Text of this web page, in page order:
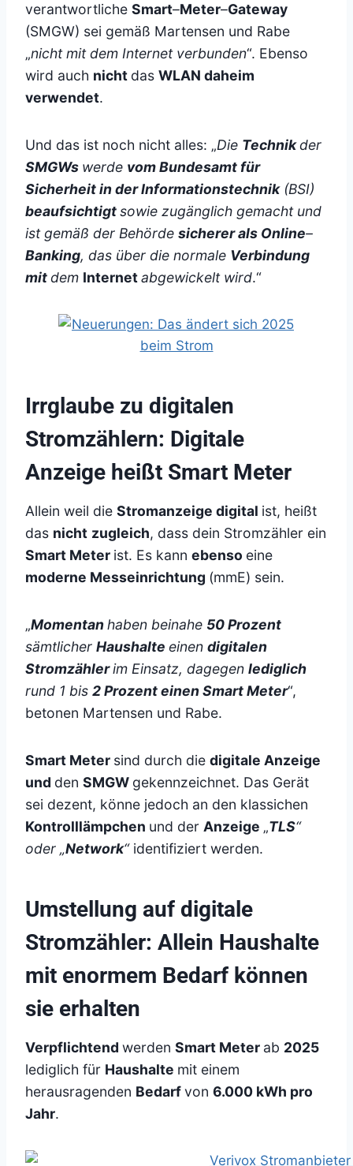
verantwortliche Smart–Meter–Gateway
(SMGW) sei gemäß Martensen und Rabe
„nicht mit dem Internet verbunden“. Ebenso
wird auch nicht das WLAN daheim
verwendet.
Und das ist noch nicht alles: „Die Technikder
SMGWs werde vom Bundesamt für
Sicherheit in der Informationstechnik(BSI)
beaufsichtigtsowie zugänglich gemacht und
ist gemäß der Behörde sicherer als Online–
Banking, das über die normale Verbindung
mitdem Internetabgewickelt wird.“
Irrglaube zu digitalen
Stromzählern: Digitale
Anzeige heißt Smart Meter
Allein weil die Stromanzeige digital ist, heißt
das nicht zugleich, dass dein Stromzähler ein
Smart Meter ist. Es kann ebenso eine
moderne Messeinrichtung (mmE) sein.
„Momentanhaben beinahe 50 Prozent
sämtlicher Haushalte einen digitalen
Stromzählerim Einsatz, dagegen lediglich
rund 1 bis 2 Prozent einen Smart Meter“,
betonen Martensen und Rabe.
Smart Meter sind durch die digitale Anzeige
und den SMGW gekennzeichnet. Das Gerät
sei dezent, könne jedoch an den klassichen
Kontrolllämpchen und der Anzeige „TLS“
oder „Network“identifiziert werden.
Umstellung auf digitale
Stromzähler: Allein Haushalte
mit enormem Bedarf können
sie erhalten
Verpflichtend werden Smart Meter ab 2025
lediglich für Haushalte mit einem
herausragenden Bedarfvon 6.000 kWh pro
Jahr.